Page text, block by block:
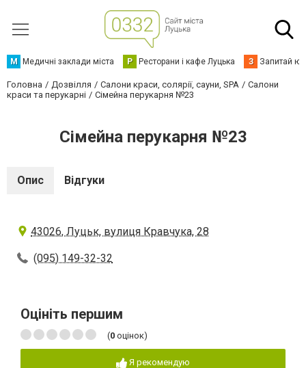
М Медичні заклади міста Р Ресторани і кафе Луцька З Запитай
Головна Дозвілля Салони краси, солярії, сауни, SPA
Салони
краси та перукарні
Сімейна перукарня №23
Сімейна перукарня №23
Опис Відгуки
43026, Луцьк, вулиця Кравчука, 28
(095) 149-32-32
Оцініть першим
(0 оцінок)
Я рекомендую